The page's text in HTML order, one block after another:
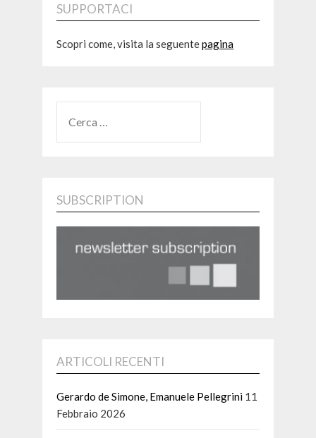
SUPPORTACI
Scopri come, visita la seguentepagina
PER:
SUBSCRIPTION
ARTICOLI RECENTI
Gerardo de Simone, Emanuele Pellegrini 11
Febbraio 2026